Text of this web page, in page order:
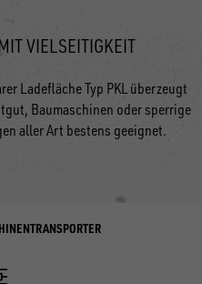
VIELSEITIGKEIT
Ladefläche Typ PKL überzeugt
Baumaschinen oder sperrige
aller Art bestens geeignet.